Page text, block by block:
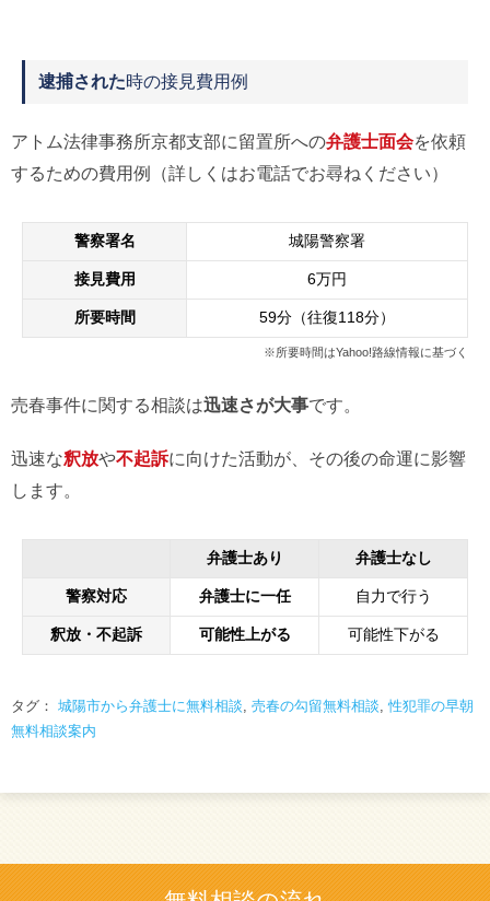
逮捕された時の接見費用例
アトム法律事務所京都支部に留置所への弁護士面会を依頼
するための費用例（詳しくはお電話でお尋ねください）
警察署名 城陽警察署
接見費用 6万円
所要時間 59分（往復118分）
※所要時間はYahoo!路線情報に基づく
売春事件に関する相談は迅速さが大事です。
迅速な釈放や不起訴に向けた活動が、その後の命運に影響
します。
弁護士あり 弁護士なし
警察対応 弁護士に一任 自力で行う
釈放・不起訴 可能性上がる 可能性下がる
タグ： 城陽市から弁護士に無料相談 売春の勾留無料相談 ,性犯罪の早朝
無料相談案内